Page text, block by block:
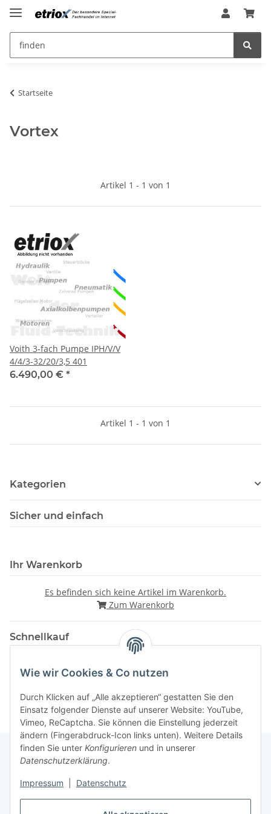
Wie wir Cookies & Co nutzen
Durch Klicken auf „Alle akzeptieren“ gestatten Sie den
Einsatz folgender Dienste auf unserer Website: YouTube,
Vimeo, ReCaptcha. Sie können die Einstellung jederzeit
ändern (Fingerabdruck-Icon links unten). Weitere Details
finden Sie unter Konfigurieren und in unserer
Datenschutzerklärung.
Impressum Datenschutz
Startseite
Vortex
Artikel 1 - 1 von 1
Voith 3-fach Pumpe IPH/V/V
4/4/3-32/20/3,5 401
6.490,00 € *
Artikel 1 - 1 von 1
Kategorien
Sicher und einfach
Ihr Warenkorb
Es befinden sich keine Artikel im Warenkorb.
Zum Warenkorb
Schnellkauf
Gesetzliche Informationen